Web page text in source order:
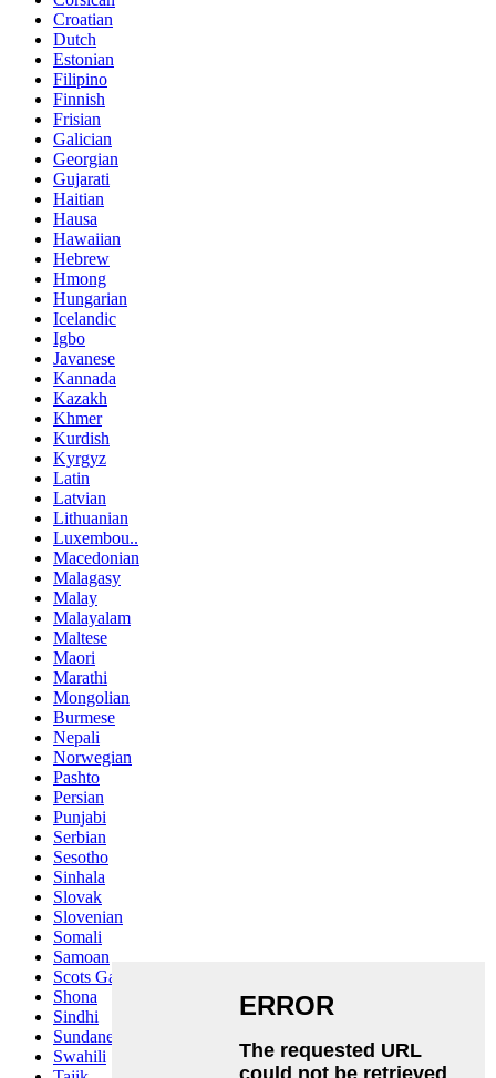
Croatian
Dutch
Estonian
Filipino
Finnish
Frisian
Galician
Georgian
Gujarati
Haitian
Hausa
Hawaiian
Hebrew
Hmong
Hungarian
Icelandic
Igbo
Javanese
Kannada
Kazakh
Khmer
Kurdish
Kyrgyz
Latin
Latvian
Lithuanian
Luxembou..
Macedonian
Malagasy
Malay
Malayalam
Maltese
Maori
Marathi
Mongolian
Burmese
Nepali
Norwegian
Pashto
Persian
Punjabi
Serbian
Sesotho
Sinhala
Slovak
Slovenian
Somali
Samoan
Scots Gaelic
Shona
Sindhi
Sundanese
Swahili